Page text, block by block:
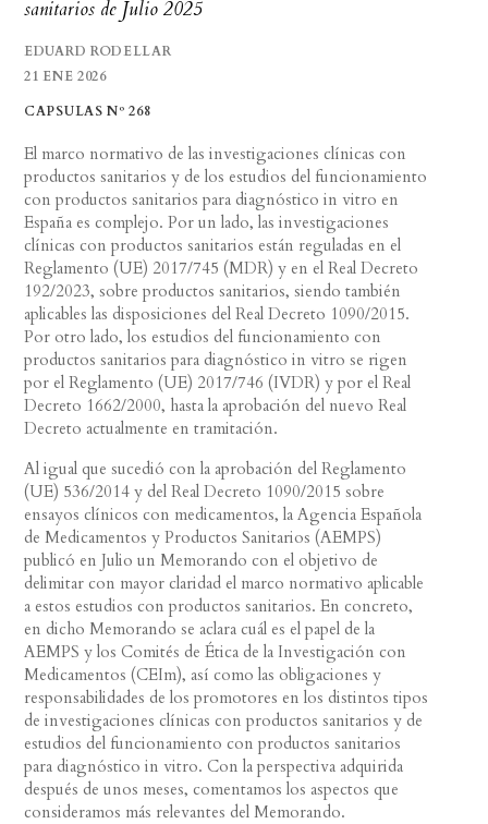
sanitarios de Julio 2025
EDUARD RODELLAR
21 ENE 2026
CAPSULAS Nº 268
El marco normativo de las investigaciones clínicas con
productos sanitarios y de los estudios del funcionamiento
con productos sanitarios para diagnóstico in vitro en
España es complejo. Por un lado, las investigaciones
clínicas con productos sanitarios están reguladas en el
Reglamento (UE) 2017/745 (MDR) y en el Real Decreto
192/2023, sobre productos sanitarios, siendo también
aplicables las disposiciones del Real Decreto 1090/2015.
Por otro lado, los estudios del funcionamiento con
productos sanitarios para diagnóstico in vitro se rigen
por el Reglamento (UE) 2017/746 (IVDR) y por el Real
Decreto 1662/2000, hasta la aprobación del nuevo Real
Decreto actualmente en tramitación.
Al igual que sucedió con la aprobación del Reglamento
(UE) 536/2014 y del Real Decreto 1090/2015 sobre
ensayos clínicos con medicamentos, la Agencia Española
de Medicamentos y Productos Sanitarios (AEMPS)
publicó en Julio un Memorando con el objetivo de
delimitar con mayor claridad el marco normativo aplicable
a estos estudios con productos sanitarios. En concreto,
en dicho Memorando se aclara cuál es el papel de la
AEMPS y los Comités de Ética de la Investigación con
Medicamentos (CEIm), así como las obligaciones y
responsabilidades de los promotores en los distintos tipos
de investigaciones clínicas con productos sanitarios y de
estudios del funcionamiento con productos sanitarios
para diagnóstico in vitro. Con la perspectiva adquirida
después de unos meses, comentamos los aspectos que
consideramos más relevantes del Memorando.